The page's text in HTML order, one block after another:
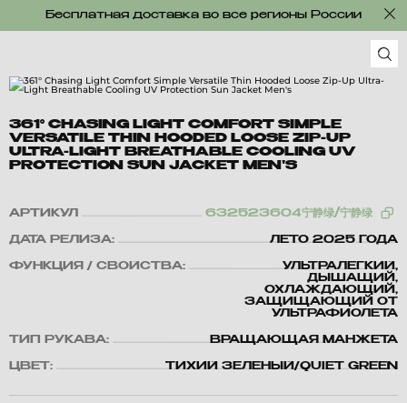
Бесплатная доставка во все регионы России
361° CHASING LIGHT COMFORT SIMPLE
VERSATILE THIN HOODED LOOSE ZIP-UP
ULTRA-LIGHT BREATHABLE COOLING UV
PROTECTION SUN JACKET MEN'S
АРТИКУЛ 632523604宁静绿/宁静绿
ДАТА РЕЛИЗА: ЛЕТО 2025 ГОДА
ФУНКЦИЯ / СВОЙСТВА:
УЛЬТРАЛЕГКИЙ,
ДЫШАЩИЙ,
ОХЛАЖДАЮЩИЙ,
ЗАЩИЩАЮЩИЙ ОТ
УЛЬТРАФИОЛЕТА
ТИП РУКАВА: ВРАЩАЮЩАЯ МАНЖЕТА
ЦВЕТ: ТИХИЙ ЗЕЛЕНЫЙ/QUIET GREEN